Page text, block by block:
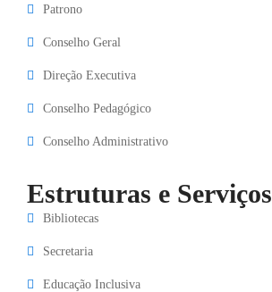
Patrono
Conselho Geral
Direção Executiva
Conselho Pedagógico
Conselho Administrativo
Estruturas e Serviços
Bibliotecas
Secretaria
Educação Inclusiva